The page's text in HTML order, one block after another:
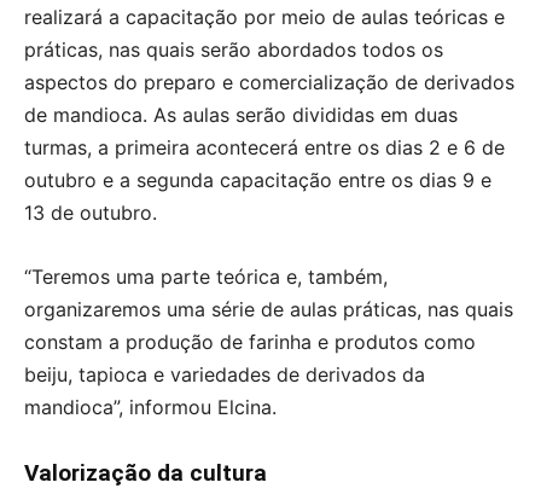
realizará a capacitação por meio de aulas teóricas e
práticas, nas quais serão abordados todos os
aspectos do preparo e comercialização de derivados
de mandioca. As aulas serão divididas em duas
turmas, a primeira acontecerá entre os dias 2 e 6 de
outubro e a segunda capacitação entre os dias 9 e
13 de outubro.
“Teremos uma parte teórica e, também,
organizaremos uma série de aulas práticas, nas quais
constam a produção de farinha e produtos como
beiju, tapioca e variedades de derivados da
mandioca”, informou Elcina.
Valorização da cultura